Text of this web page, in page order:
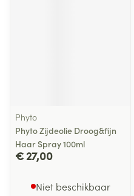
Phyto
Phyto Zijdeolie Droog&fijn
Haar Spray 100ml
€ 27,00
Niet beschikbaar